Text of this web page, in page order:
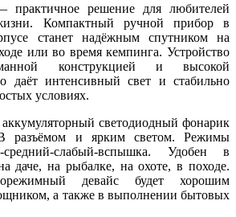
практичное решение для любителей
Компактный ручной прибор в
станет надёжным спутником на
или во время кемпинга. Устройство
конструкцией и высокой
даёт интенсивный свет и стабильно
условиях.
светодиодный фонарик
разъёмом и ярким светом. Режимы
средний-слабый-вспышка. Удобен в
даче, на рыбалке, на охоте, в походе.
девайс будет хорошим
а также в выполнении бытовых